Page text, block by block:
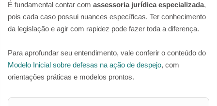
É fundamental contar com assessoria jurídica especializada,
pois cada caso possui nuances específicas. Ter conhecimento
da legislação e agir com rapidez pode fazer toda a diferença.
Para aprofundar seu entendimento, vale conferir o conteúdo do
Modelo Inicial sobre defesas na ação de despejo, com
orientações práticas e modelos prontos.